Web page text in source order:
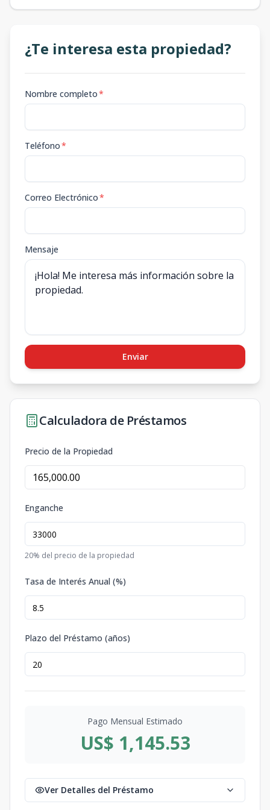
¿Te interesa esta propiedad?
Nombre completo*
Teléfono*
Correo Electrónico*
Mensaje
Enviar
Calculadora de Préstamos
Precio de la Propiedad
Enganche
20% del precio de la propiedad
Tasa de Interés Anual (%)
Plazo del Préstamo (años)
Pago Mensual Estimado
US$ 1,145.53
Ver Detalles del Préstamo